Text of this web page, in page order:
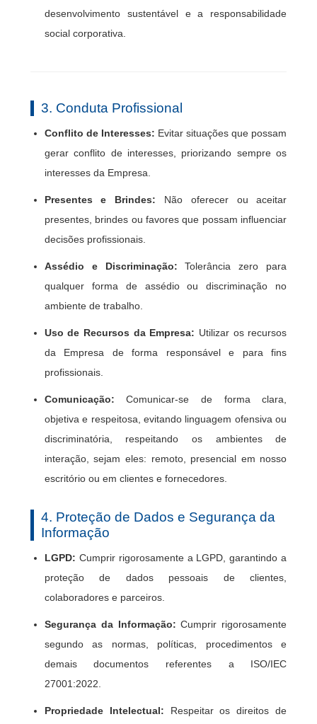
desenvolvimento sustentável e a responsabilidade
social corporativa.
3. Conduta Profissional
Conflito de Interesses: Evitar situações que possam
gerar conflito de interesses, priorizando sempre os
interesses da Empresa.
Presentes e Brindes: Não oferecer ou aceitar
presentes, brindes ou favores que possam influenciar
decisões profissionais.
Assédio e Discriminação: Tolerância zero para
qualquer forma de assédio ou discriminação no
ambiente de trabalho.
Uso de Recursos da Empresa: Utilizar os recursos
da Empresa de forma responsável e para fins
profissionais.
Comunicação: Comunicar-se de forma clara,
objetiva e respeitosa, evitando linguagem ofensiva ou
discriminatória, respeitando os ambientes de
interação, sejam eles: remoto, presencial em nosso
escritório ou em clientes e fornecedores.
4. Proteção de Dados e Segurança da
Informação
LGPD: Cumprir rigorosamente a LGPD, garantindo a
proteção de dados pessoais de clientes,
colaboradores e parceiros.
Segurança da Informação: Cumprir rigorosamente
segundo as normas, políticas, procedimentos e
demais documentos referentes a ISO/IEC
27001:2022.
Propriedade Intelectual: Respeitar os direitos de